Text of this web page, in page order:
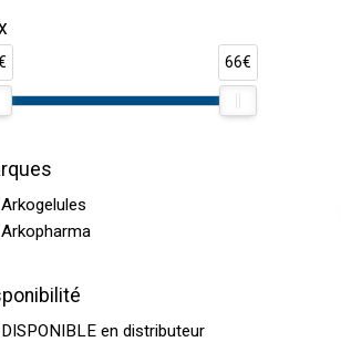
66€
Arkogelules
Arkopharma
DISPONIBLE en distributeur